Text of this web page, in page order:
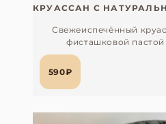
Свежеиспечённый
фисташковой пастой
590₽